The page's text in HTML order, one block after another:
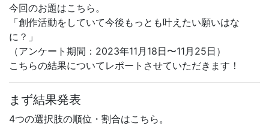
今回のお題はこちら。
「創作活動をしていて今後もっとも叶えたい願いはな
に？」
（アンケート期間：2023年11月18日〜11月25日）
こちらの結果についてレポートさせていただきます！
まず結果発表
4つの選択肢の順位・割合はこちら。